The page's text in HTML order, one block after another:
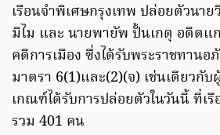
เรือนจำพิเศษกรุงเทพ ปล่อยตัวนา
มิไม และ นายพายัพ ปั้นเกตุ อดีตแ
คดีการเมือง ซึ่งได้รับพระราชทาน
มาตรา 6(1)และ(2)(จ) เช่นเดียวกับ
เกณฑ์ได้รับการปล่อยตัวในวันนี้ ที่เ
รวม 401 คน